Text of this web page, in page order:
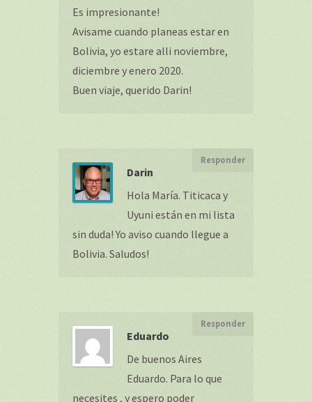
Es impresionante!
Avisame cuando planeas estar en
Bolivia, yo estare alli noviembre,
diciembre y enero 2020.
Buen viaje, querido Darin!
Darin
Responder
Hola María. Titicaca y
Uyuni están en mi lista
sin duda! Yo aviso cuando llegue a
Bolivia. Saludos!
Eduardo
Responder
De buenos Aires
Eduardo. Para lo que
necesites , y espero poder